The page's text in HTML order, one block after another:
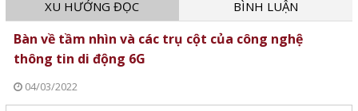
XU HƯỚNG ĐỌC BÌNH LUẬN
Bàn về tầm nhìn và các trụ cột của công nghệ
thông tin di động 6G
04/03/2022